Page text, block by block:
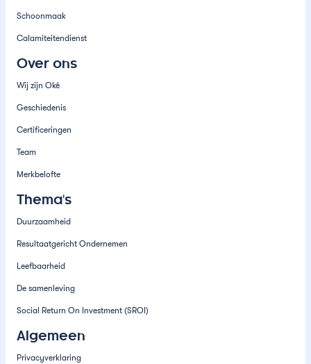
Schoonmaak
Calamiteitendienst
Over ons
Wij zijn Oké
Geschiedenis
Certificeringen
Team
Merkbelofte
Thema's
Duurzaamheid
Resultaatgericht Ondernemen
Leefbaarheid
De samenleving
Social Return On Investment (SROI)
Algemeen
Privacyverklaring